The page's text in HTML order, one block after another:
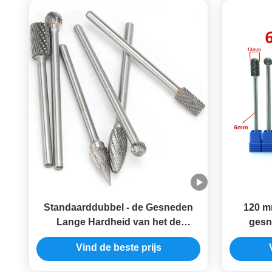
Standaarddubbel - de Gesneden
Lange Hardheid van het de
Braameffect van het Steelcarbide
Vind de beste prijs
120